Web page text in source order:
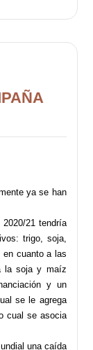
ya se han
2020/21 tendría
trigo, soja,
en cuanto a las
la soja y maíz
y un
se le agrega
cual se asocia
una caída